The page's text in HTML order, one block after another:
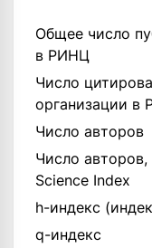
Общее число
в РИНЦ
Число
организации в
Число авторов
Число
Science Index
h-индекс
q-индекс